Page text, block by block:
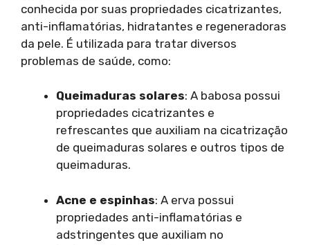
conhecida por suas propriedades cicatrizantes,
anti-inflamatórias, hidratantes e regeneradoras
da pele. É utilizada para tratar diversos
problemas de saúde, como:
Queimaduras solares: A babosa possui
propriedades cicatrizantes e
refrescantes que auxiliam na cicatrização
de queimaduras solares e outros tipos de
queimaduras.
Acne e espinhas: A erva possui
propriedades anti-inflamatórias e
adstringentes que auxiliam no